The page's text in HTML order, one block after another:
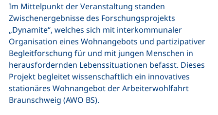
Im Mittelpunkt der Veranstaltung standen
Zwischenergebnisse des Forschungsprojekts
„Dynamite“, welches sich mit interkommunaler
Organisation eines Wohnangebots und partizipativer
Begleitforschung für und mit jungen Menschen in
herausfordernden Lebenssituationen befasst. Dieses
Projekt begleitet wissenschaftlich ein innovatives
stationäres Wohnangebot der Arbeiterwohlfahrt
Braunschweig (AWO BS).